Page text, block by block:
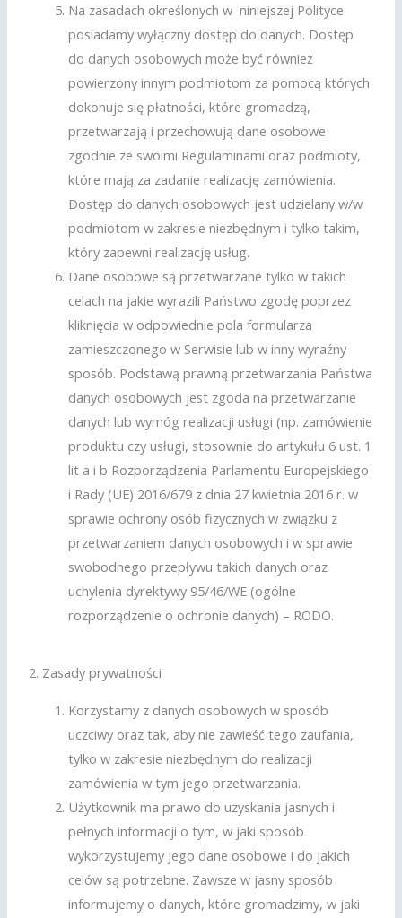
Na zasadach określonych w niniejszej Polityce
posiadamy wyłączny dostęp do danych. Dostęp
do danych osobowych może być również
powierzony innym podmiotom za pomocą których
dokonuje się płatności, które gromadzą,
przetwarzają i przechowują dane osobowe
zgodnie ze swoimi Regulaminami oraz podmioty,
które mają za zadanie realizację zamówienia.
Dostęp do danych osobowych jest udzielany w/w
podmiotom w zakresie niezbędnym i tylko takim,
który zapewni realizację usług.
Dane osobowe są przetwarzane tylko w takich
celach na jakie wyrazili Państwo zgodę poprzez
kliknięcia w odpowiednie pola formularza
zamieszczonego w Serwisie lub w inny wyraźny
sposób. Podstawą prawną przetwarzania Państwa
danych osobowych jest zgoda na przetwarzanie
danych lub wymóg realizacji usługi (np. zamówienie
produktu czy usługi, stosownie do artykułu 6 ust. 1
lit a i b Rozporządzenia Parlamentu Europejskiego
i Rady (UE) 2016/679 z dnia 27 kwietnia 2016 r. w
sprawie ochrony osób fizycznych w związku z
przetwarzaniem danych osobowych i w sprawie
swobodnego przepływu takich danych oraz
uchylenia dyrektywy 95/46/WE (ogólne
rozporządzenie o ochronie danych) – RODO.
2. Zasady prywatności
Korzystamy z danych osobowych w sposób
uczciwy oraz tak, aby nie zawieść tego zaufania,
tylko w zakresie niezbędnym do realizacji
zamówienia w tym jego przetwarzania.
Użytkownik ma prawo do uzyskania jasnych i
pełnych informacji o tym, w jaki sposób
wykorzystujemy jego dane osobowe i do jakich
celów są potrzebne. Zawsze w jasny sposób
informujemy o danych, które gromadzimy, w jaki